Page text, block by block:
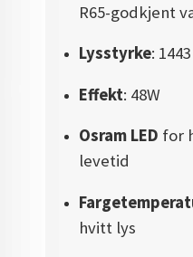
R65-godkjent
Lysstyrke:
Effekt: 48W
Osram LED for
levetid
hvitt lys